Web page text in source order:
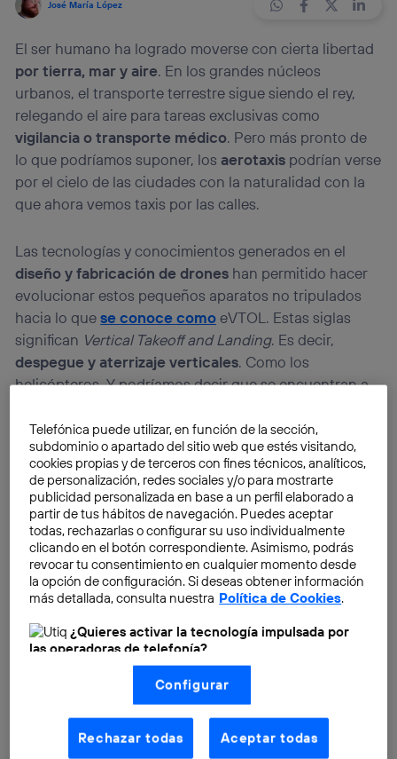
José María López
El ser humano ha logrado moverse con cierta libertad
por tierra, mar y aire. En los grandes núcleos
urbanos, el transporte terrestre sigue siendo el rey,
relegando el aire para tareas exclusivas como
vigilancia o transporte médico. Pero más pronto de
lo que podríamos suponer, los aerotaxis podrían verse
por el cielo de las ciudades con la naturalidad con la
que ahora vemos taxis por las calles.
Las tecnologías y conocimientos generados en el
diseño y fabricación de drones han permitido hacer
evolucionar estos pequeños aparatos no tripulados
hacia lo quese conoce comoeVTOL. Estas siglas
significan Vertical Takeoff and Landing. Es decir,
despegue y aterrizaje verticales. Como los
helicópteros. Y podríamos decir que se encuentran a
ventajas de ambos, lo que los convierten en los
candidatos ideales para extender eltransporte de
mercancías y personasen trayectos urbanos e
interurbanos, eliminando así la exclusividad de los
vuelos en helicóptero.
Telefónica puede utilizar, en función de la sección,
subdominio o apartado del sitio web que estés visitando,
cookies propias y de terceros con fines técnicos, analíticos,
de personalización, redes sociales y/o para mostrarte
publicidad personalizada en base a un perfil elaborado a
partir de tus hábitos de navegación. Puedes aceptar
todas, rechazarlas o configurar su uso individualmente
clicando en el botón correspondiente. Asimismo, podrás
revocar tu consentimiento en cualquier momento desde
la opción de configuración. Si deseas obtener información
más detallada, consulta nuestra Política de Cookies.
¿Quieres activar la tecnología impulsada por
las operadoras de telefonía?
Nosotros, Telefónica S.A., utilizamos la tecnología Utiq para
realizar nuestras acciones de marketing digital o análisis
(como se describe en este aviso de consentimiento)
basadas en tu navegación en nuestra(s) web(s)
aquí(solo cuando utilizas una conexión a
internet habilitada , proporcionada por una de las
Configurar
Rechazar todas Aceptar todas